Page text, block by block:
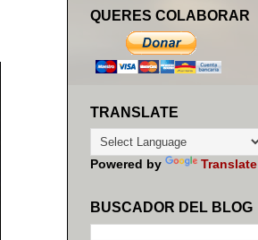
QUERES COLABORAR
TRANSLATE
Powered by Translate
BUSCADOR DEL BLOG